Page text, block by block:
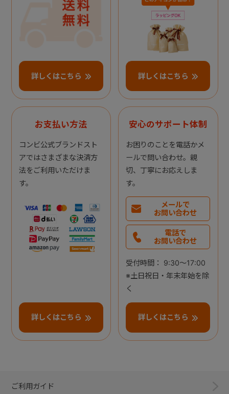
詳しくはこちら 詳しくはこちら
お支払い方法
コンビ公式ブランドスト
アではさまざまな決済方
法をご利用いただけま
す。
詳しくはこちら
安心のサポート体制
お困りのことを電話かメ
ールで問い合わせ。親
切、丁寧にお応えしま
す。
メールで
お問い合わせ
電話で
お問い合わせ
受付時間： 9:30～17:00
※土日祝日・年末年始を除
く
詳しくはこちら
ご利用ガイド